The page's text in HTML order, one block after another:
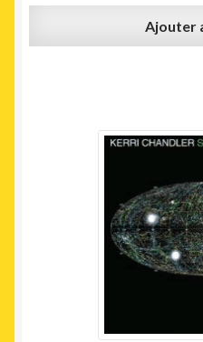
Ajouter